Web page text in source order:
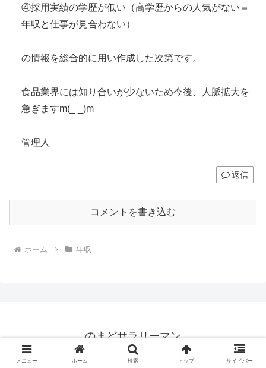
④採用実績の学歴が低い（高学歴からの人気がない＝
年収と仕事が見合わない）
の情報を総合的に用い作成した次第です。
食品業界には知り合いが少ないため今後、人脈拡大を
急ぎますm(_ _)m
管理人
返信
コメントを書き込む
ホーム 年収
のまどサラリーマン
© 2016 のまどサラリーマン.
メニュー ホーム 検索 トップ サイドバー